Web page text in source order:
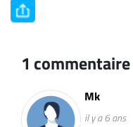
1 commentaire
Mk
il y a 6 ans